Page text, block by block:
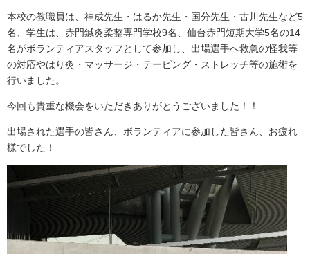
本校の教職員は、神成先生・はるか先生・国分先生・古川先生など5
名、学生は、赤門鍼灸柔整専門学校9名、仙台赤門短期大学5名の14
名がボランティアスタッフとして参加し、出場選手へ救急の怪我等
の対応やはり灸・マッサージ・テーピング・ストレッチ等の施術を
行いました。
今回も貴重な機会をいただきありがとうございました！！
出場された選手の皆さん、ボランティアに参加した皆さん、お疲れ
様でした！